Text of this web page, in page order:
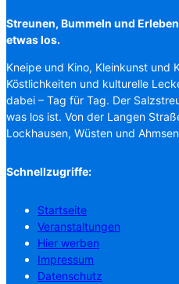
Streunen, Bummeln und
etwas los.
Kneipe und Kino, Kleinkunst und
Köstlichkeiten und kulturelle
dabei – Tag für Tag. Der
was los ist. Von der Langen
Lockhausen, Wüsten und
Schnellzugriffe:
Startseite
Veranstaltungen
Hier werben
Impressum
Datenschutz